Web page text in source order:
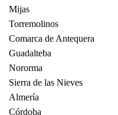
Mijas
Torremolinos
Comarca de Antequera
Guadalteba
Nororma
Sierra de las Nieves
Almería
Córdoba